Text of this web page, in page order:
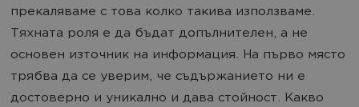
прекаляваме с това колко такива използваме.
Тяхната роля е да бъдат допълнителен, а не
основен източник на информация. На първо място
трябва да се уверим, че съдържанието ни е
достоверно и уникално и дава стойност. Какво